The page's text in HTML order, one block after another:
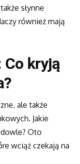
słynne
również mają
kryją
ale także
Jakie
Oto
wciąż czekają na